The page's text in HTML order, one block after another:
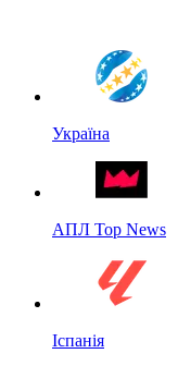
Україна
АПЛ Top News
Іспанія